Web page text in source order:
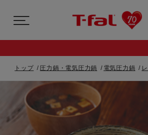
トップ 圧力鍋・電気圧力鍋 電気圧力鍋